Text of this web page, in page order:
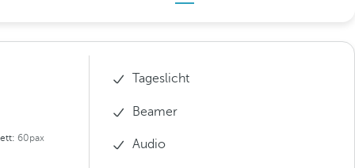
60pax
Tageslicht
Beamer
Audio